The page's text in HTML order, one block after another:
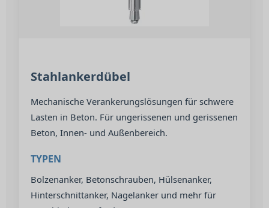
Stahlankerdübel
Mechanische Verankerungslösungen für schwere
Lasten in Beton. Für ungerissenen und gerissenen
Beton, Innen- und Außenbereich.
TYPEN
Bolzenanker, Betonschrauben, Hülsenanker,
Hinterschnittanker, Nagelanker und mehr für